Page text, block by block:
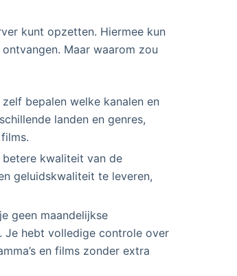
kunt opzetten. Hiermee kun
Maar waarom zou
bepalen welke kanalen en
landen en genres,
betere kwaliteit van de
geluidskwaliteit te leveren,
geen maandelijkse
Je hebt volledige controle over
en films zonder extra